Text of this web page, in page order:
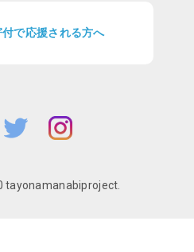
付で応援される方へ
tayonamanabiproject.